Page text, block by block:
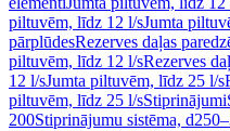
piltuvēm, līdz 12 l/sJumta
pārplūdesRezerves daļas
piltuvēm, līdz 12 l/sRezerves
12 l/sJumta piltuvēm, līdz 25 l/s
piltuvēm, līdz 25 l/sStiprinājumi
200Stiprinājumu sistēma,